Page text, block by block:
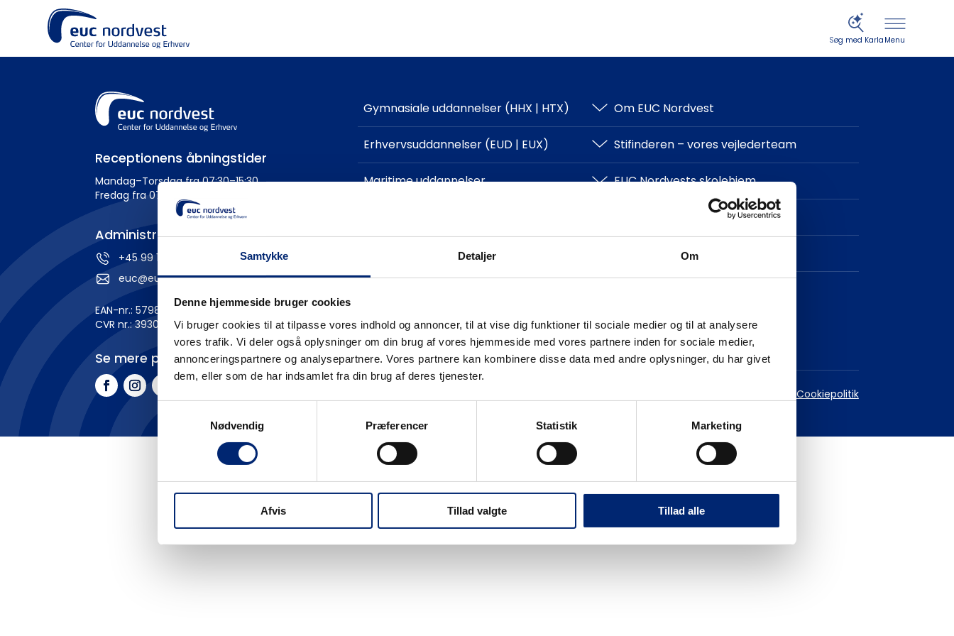
Samtykke Detaljer Om
Denne hjemmeside bruger cookies
Vi bruger cookies til at tilpasse vores indhold og annoncer, til at vise dig funktioner til sociale medier og til at analysere
vores trafik. Vi deler også oplysninger om din brug af vores hjemmeside med vores partnere inden for sociale medier,
annonceringspartnere og analysepartnere. Vores partnere kan kombinere disse data med andre oplysninger, du har givet
dem, eller som de har indsamlet fra din brug af deres tjenester.
Nødvendig
Præferencer Statistik Marketing
Afvis Tillad valgte Tillad alle
Søg med Karla Menu
Receptionens åbningstider
Mandag–Torsdag fra 07:30–15:30
Fredag fra 07:30–14:00
Administration
+45 99 19 19 19
euc@eucnordvest.dk
EAN-nr.: 5798 0005 54276
CVR nr.: 3930 1016
Se mere på
Gymnasiale uddannelser (HHX | HTX)
HHX
HTX
Erhvervsuddannelser (EUD | EUX)
Teknisk
Maritime uddannelser
Uddannelsessteder
Om EUC Nordvest
Stifinderen – vores vejlederteam
EUC Nordvests skolehjem
Login og IT-support
Cookiepolitik